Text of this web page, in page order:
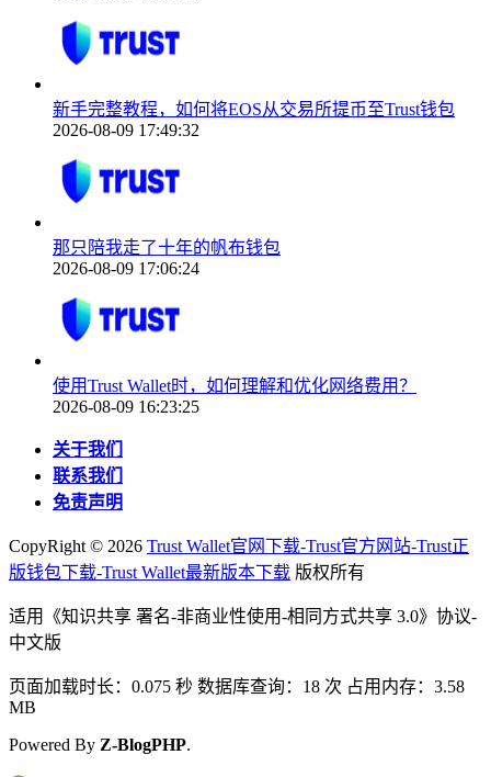
新手完整教程，如何将EOS从交易所提币至Trust钱包
2026-08-09 17:49:32
那只陪我走了十年的帆布钱包
2026-08-09 17:06:24
使用Trust Wallet时，如何理解和优化网络费用？
2026-08-09 16:23:25
关于我们
联系我们
免责声明
CopyRight © 2026 Trust Wallet官网下载-Trust官方网站-Trust正
版钱包下载-Trust Wallet最新版本下载 版权所有
适用《知识共享 署名-非商业性使用-相同方式共享 3.0》协议-
中文版
页面加载时长：0.075 秒 数据库查询：18 次 占用内存：3.58
MB
Powered By Z-BlogPHP.